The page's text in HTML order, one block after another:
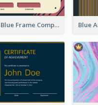
Pink And Blue Frame Company Certificate